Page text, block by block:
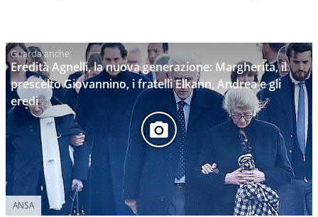
Eredità Agnelli, la nuova generazione: Margherita, il
prescelto Giovannino, i fratelli Elkann, Andrea e gli
eredi
ANSA